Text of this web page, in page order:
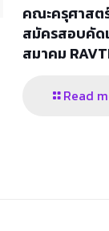
คณะครุศาสต
สมัครสอบคัด
สมาคม
Read